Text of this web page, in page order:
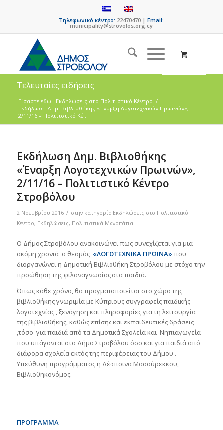
Τηλεφωνικό κέντρο: 22470470 |Email:
municipality@strovolos.org.cy
Τελευταίες ειδήσεις
Είσαστε εδώ: Eκδηλώσεις στο Πολιτιστικό Κέντρο /
Εκδήλωση Δημ. Βιβλιοθήκης «Έναρξη Λογοτεχνικών Πρωινών»,
2/11/16 – Πολιτιστικό Κέ...
Εκδήλωση Δημ. Βιβλιοθήκης
«Έναρξη Λογοτεχνικών Πρωινών»,
2/11/16 – Πολιτιστικό Κέντρο
Στροβόλου
2 Νοεμβρίου 2016 / στην κατηγορία Eκδηλώσεις στο Πολιτιστικό
Κέντρο, Εκδηλώσεις, Πολιτιστικά Μονοπάτια
Ο Δήμος Στροβόλου ανακοινώνει πως συνεχίζεται για μια
ακόμη χρονιά ο θεσμός «ΛΟΓΟΤΕΧΝΙΚΑ ΠΡΩΙΝΑ» που
διοργανώνει η Δημοτική Βιβλιοθήκη Στροβόλου με στόχο την
προώθηση της φιλαναγνωσίας στα παιδιά.
Όπως κάθε χρόνο, θα πραγματοποιείται στο χώρο της
βιβλιοθήκης γνωριμία με Κύπριους συγγραφείς παιδικής
λογοτεχνίας , ξενάγηση και πληροφορίες για τη λειτουργία
της βιβλιοθήκης, καθώς επίσης και εκπαιδευτικές δράσεις
,τόσο για παιδιά από τα Δημοτικά Σχολεία και Νηπιαγωγεία
που υπάγονται στο Δήμο Στροβόλου όσο και για παιδιά από
διάφορα σχολεία εκτός της περιφέρειας του Δήμου .
Υπεύθυνη προγράμματος η Δέσποινα Μασούρεκκου,
Βιβλιοθηκονόμος.
ΠΡΟΓΡΑΜΜΑ